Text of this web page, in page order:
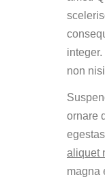
non
ornare
aliquet
magna